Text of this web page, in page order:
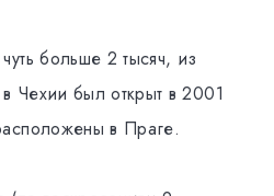
больше 2 тысяч, из
Чехии был открыт в 2001
в Праге.